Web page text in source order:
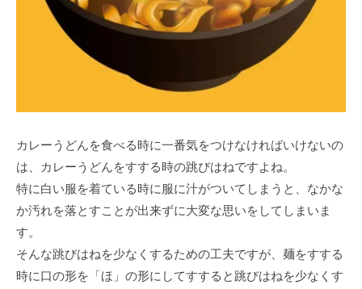
カレーうどんを食べる時に一番気をつけなければいけないの
は、カレーうどんをすする時の跳びはねですよね。
特に白い服を着ている時に服に汁がついてしまうと、なかな
か汚れを落とすことが出来ずに大変な思いをしてしまいま
す。
そんな跳びはねを少なくするための工夫ですが、麺をすする
時に口の形を「ほ」の形にしてすすると跳びはねを少なくす